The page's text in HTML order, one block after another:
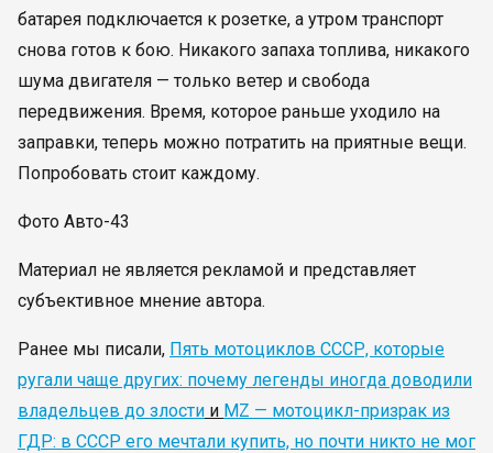
батарея подключается к розетке, а утром транспорт
снова готов к бою. Никакого запаха топлива, никакого
шума двигателя — только ветер и свобода
передвижения. Время, которое раньше уходило на
заправки, теперь можно потратить на приятные вещи.
Попробовать стоит каждому.
Фото Авто-43
Материал не является рекламой и представляет
субъективное мнение автора.
Ранее мы писали, Пять мотоциклов СССР, которые
ругали чаще других: почему легенды иногда доводили
владельцев до злости и MZ — мотоцикл-призрак из
ГДР: в СССР его мечтали купить, но почти никто не мог